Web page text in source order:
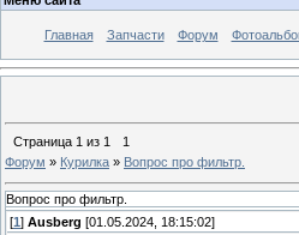
Главная Запчасти Форум
Страница 1 из 1
1
Форум » Курилка » Вопрос про фильтр.
Вопрос про фильтр.
[1 ] Ausberg [01.05.2024, 18:15:02]